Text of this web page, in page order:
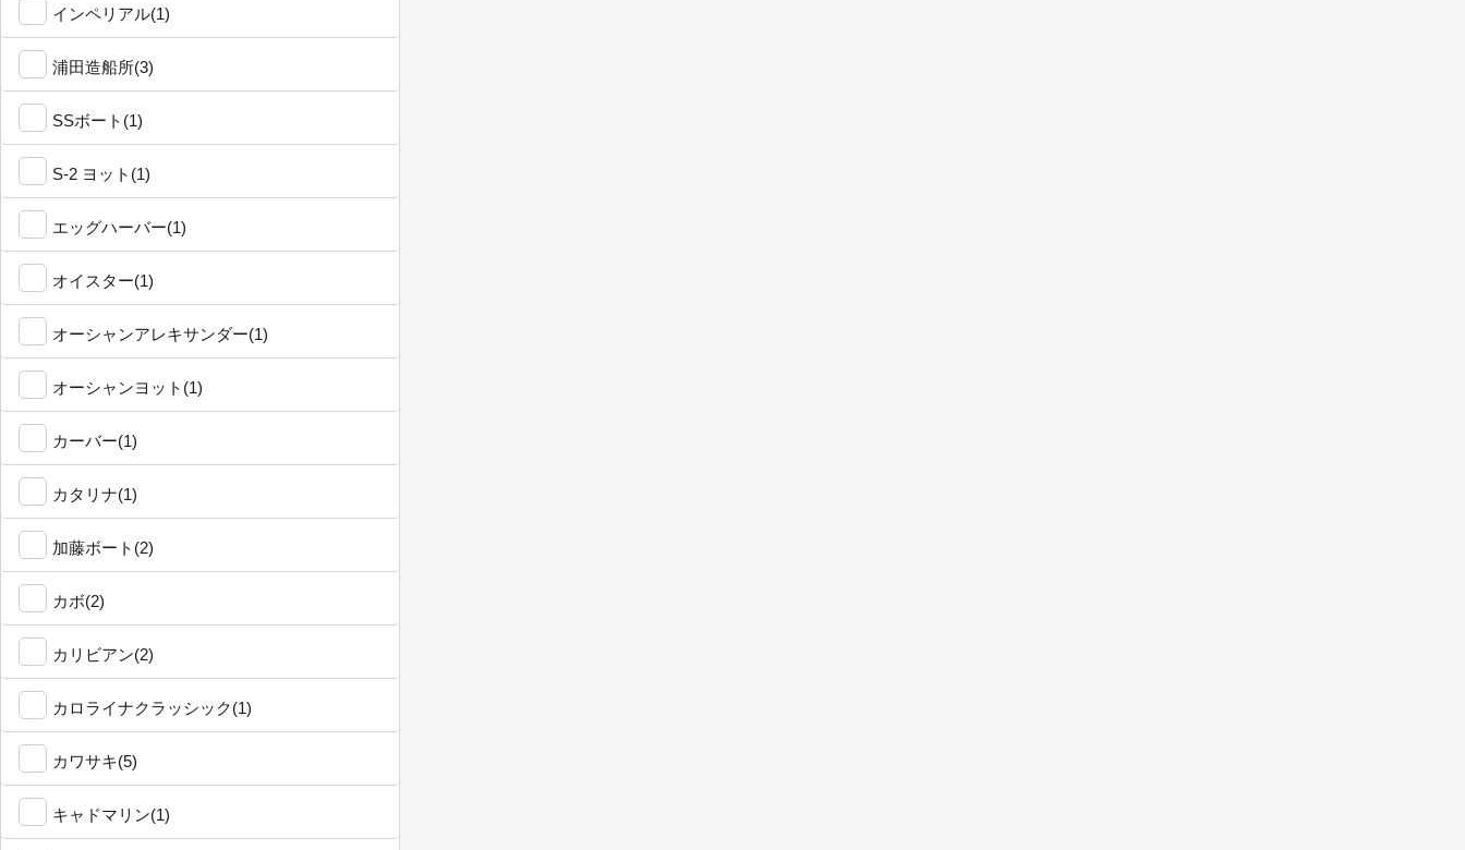
インペリアル(1)
浦田造船所(3)
SSボート(1)
S-2 ヨット(1)
エッグハーバー(1)
オイスター(1)
オーシャンアレキサンダー(1)
オーシャンヨット(1)
カーバー(1)
カタリナ(1)
加藤ボート(2)
カボ(2)
カリビアン(2)
カロライナクラッシック(1)
カワサキ(5)
キャドマリン(1)